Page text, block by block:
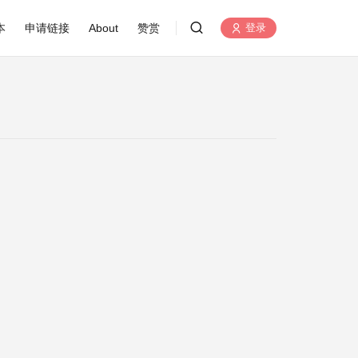
申请链接 About 赞赏 登录